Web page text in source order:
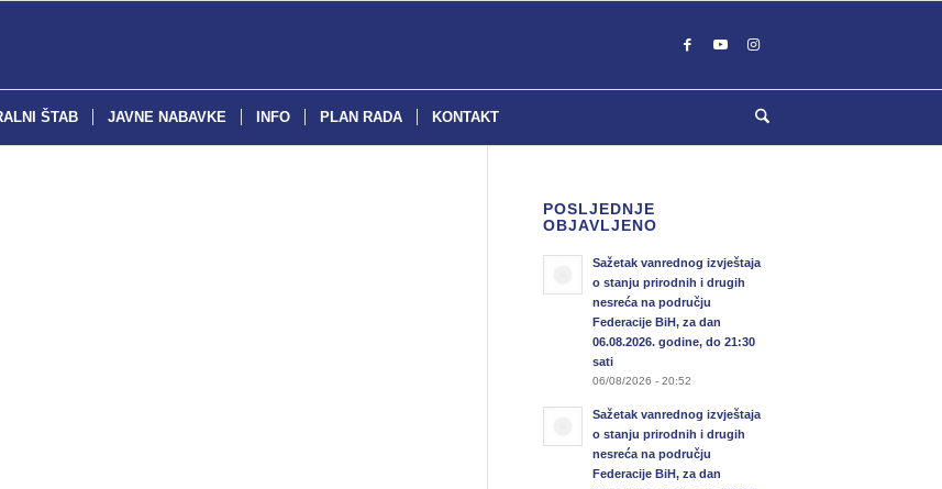
ŠTAB JAVNE NABAVKE INFO PLAN RADA KONTAKT
POSLJEDNJE
OBJAVLJENO
Sažetak vanrednog izvještaja
o stanju prirodnih i drugih
nesreća na području
Federacije BiH, za dan
06.08.2026. godine, do 21:30
sati
06/08/2026 - 20:52
Sažetak vanrednog izvještaja
o stanju prirodnih i drugih
nesreća na području
Federacije BiH, za dan